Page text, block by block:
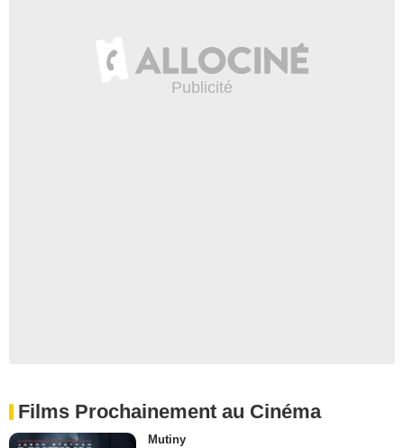
Films Prochainement au Cinéma
Mutiny